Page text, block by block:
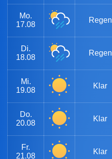
Mo.
17.08
Regen
Di.
18.08
Regen
Mi.
19.08
Klar
Do.
20.08
Klar
Fr.
21.08
Klar